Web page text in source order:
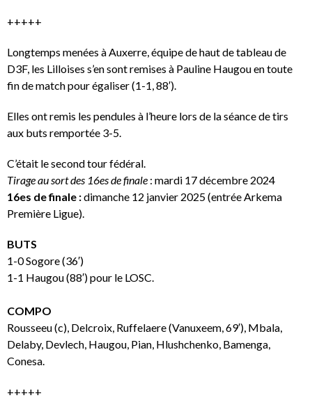
+++++
Longtemps menées à Auxerre, équipe de haut de tableau de
D3F, les Lilloises s’en sont remises à Pauline Haugou en toute
fin de match pour égaliser (1-1, 88′).
Elles ont remis les pendules à l’heure lors de la séance de tirs
aux buts remportée 3-5.
C’était le second tour fédéral.
Tirage au sort des 16es de finale : mardi 17 décembre 2024
16es de finale :dimanche 12 janvier 2025 (entrée Arkema
Première Ligue).
BUTS
1-0 Sogore (36′)
1-1 Haugou (88′) pour le LOSC.
COMPO
Rousseeu (c), Delcroix, Ruffelaere (Vanuxeem, 69′), Mbala,
Delaby, Devlech, Haugou, Pian, Hlushchenko, Bamenga,
Conesa.
+++++